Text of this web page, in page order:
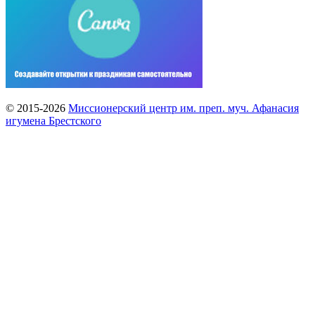
© 2015-2026 Миссионерский центр им. преп. муч. Афанасия
игумена Брестского